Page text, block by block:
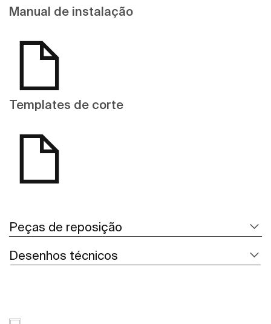
Manual de instalação
Templates de corte
Peças de reposição
Desenhos técnicos